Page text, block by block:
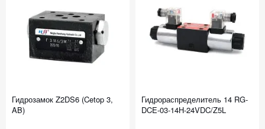
Гидрозамок Z2DS6 (Cetop 3,
AB)
Гидрораспределитель 14 RG-
DCE-03-14Н-24VDC/Z5L